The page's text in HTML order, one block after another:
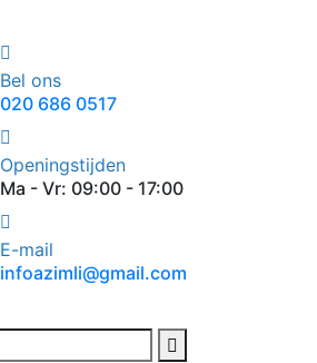
Bel ons
020 686 0517
Openingstijden
Ma - Vr: 09:00 - 17:00
E-mail
infoazimli@gmail.com